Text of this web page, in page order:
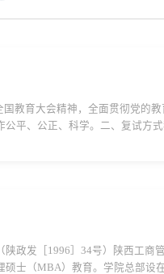
教育大会精神，全面贯彻党的教
平、公正、科学。二、复试方式
政发［1996］34号）陕西工商
士（MBA）教育。学院总部设在